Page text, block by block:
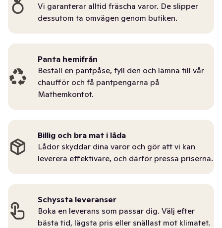
Vi garanterar alltid fräscha varor. De slipper
dessutom ta omvägen genom butiken.
Panta hemifrån
Beställ en pantpåse, fyll den och lämna till vår
chaufför och få pantpengarna på
Mathemkontot.
Billig och bra mat i låda
Lådor skyddar dina varor och gör att vi kan
leverera effektivare, och därför pressa priserna.
Schyssta leveranser
Boka en leverans som passar dig. Välj efter
bästa tid, lägsta pris eller snällast mot klimatet.